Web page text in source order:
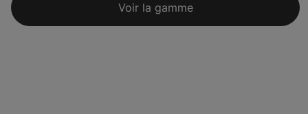
Voir la gamme